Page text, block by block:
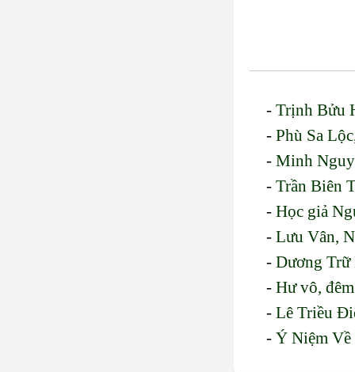
-Trịnh Bửu
-Phù Sa
-Minh
-Trần Biên
-Học giả
-Lưu Vân,
-Dương Trữ
-Hư vô,
-Lê Triều
-Ý Niệm Về